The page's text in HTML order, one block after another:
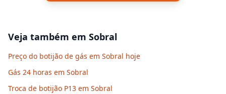
Veja também em Sobral
Preço do botijão de gás em Sobral hoje
Gás 24 horas em Sobral
Troca de botijão P13 em Sobral